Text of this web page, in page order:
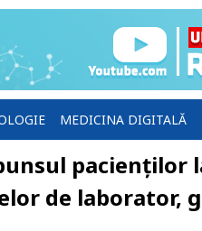
MEDICINA DIGITALĂ
pacienților
de laborator,